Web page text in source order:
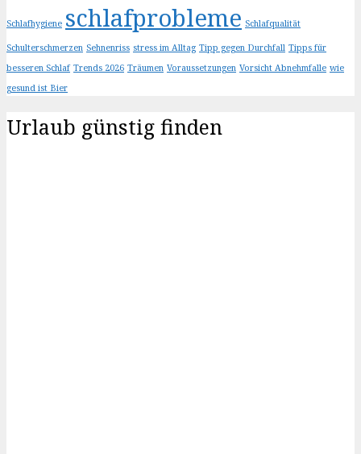
Schlafhygiene schlafprobleme Schlafqualität
Schulterschmerzen Sehnenriss stress im Alltag Tipp gegen Durchfall Tipps für
besseren Schlaf Trends 2026 Träumen Voraussetzungen Vorsicht Abnehmfalle wie
gesund ist Bier
Urlaub günstig finden